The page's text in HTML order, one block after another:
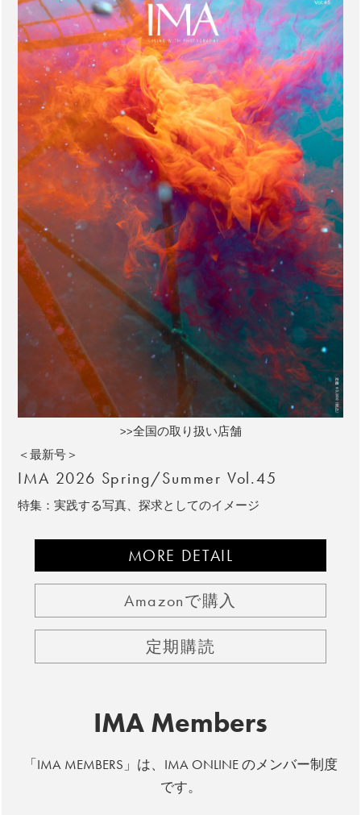
>>全国の取り扱い店舗
＜最新号＞
IMA 2026 Spring/Summer Vol.45
特集：実践する写真、探求としてのイメージ
MORE DETAIL
Amazonで購入
定期購読
IMA Members
「IMA MEMBERS」は、IMA ONLINE のメンバー制度
です。